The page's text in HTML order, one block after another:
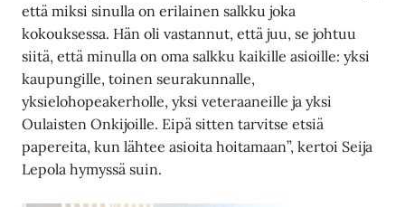
että miksi sinulla on erilainen salkku joka
kokouksessa. Hän oli vastannut, että juu, se johtuu
siitä, että minulla on oma salkku kaikille asioille: yksi
kaupungille, toinen seurakunnalle,
yksielohopeakerholle, yksi veteraaneille ja yksi
Oulaisten Onkijoille. Eipä sitten tarvitse etsiä
papereita, kun lähtee asioita hoitamaan”, kertoi Seija
Lepola hymyssä suin.